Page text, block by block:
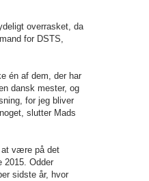
overrasket, da
for DSTS,
én af dem, der har
dansk mester, og
for jeg bliver
slutter Mads
at være på det
2015. Odder
sidste år, hvor